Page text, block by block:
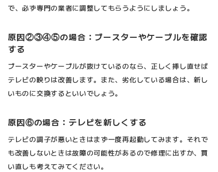
で、必ず専門の業者に調整してもらうようにしましょう。
原因②③④⑤の場合：ブースターやケーブルを確認
する
ブースターやケーブルが抜けているのなら、正しく挿し直せば
テレビの映りは改善します。また、劣化している場合は、新し
いものに交換するといいでしょう。
原因⑥の場合：テレビを新しくする
テレビの調子が悪いときはまず一度再起動してみます。それで
も改善しないときは故障の可能性があるので修理に出すか、買
い直しも考えてみてください。